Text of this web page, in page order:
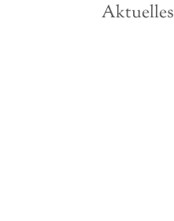
Aktuelles